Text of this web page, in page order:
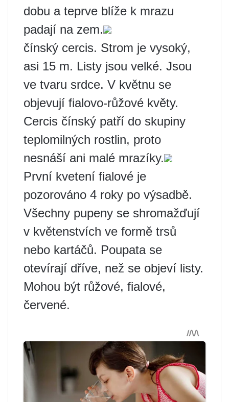
dobu a teprve blíže k mrazu
padají na zem.
čínský cercis. Strom je vysoký,
asi 15 m. Listy jsou velké. Jsou
ve tvaru srdce. V květnu se
objevují fialovo-růžové květy.
Cercis čínský patří do skupiny
teplomilných rostlin, proto
nesnáší ani malé mrazíky.
První kvetení fialové je
pozorováno 4 roky po výsadbě.
Všechny pupeny se shromažďují
v květenstvích ve formě trsů
nebo kartáčů. Poupata se
otevírají dříve, než se objeví listy.
Mohou být růžové, fialové,
červené.